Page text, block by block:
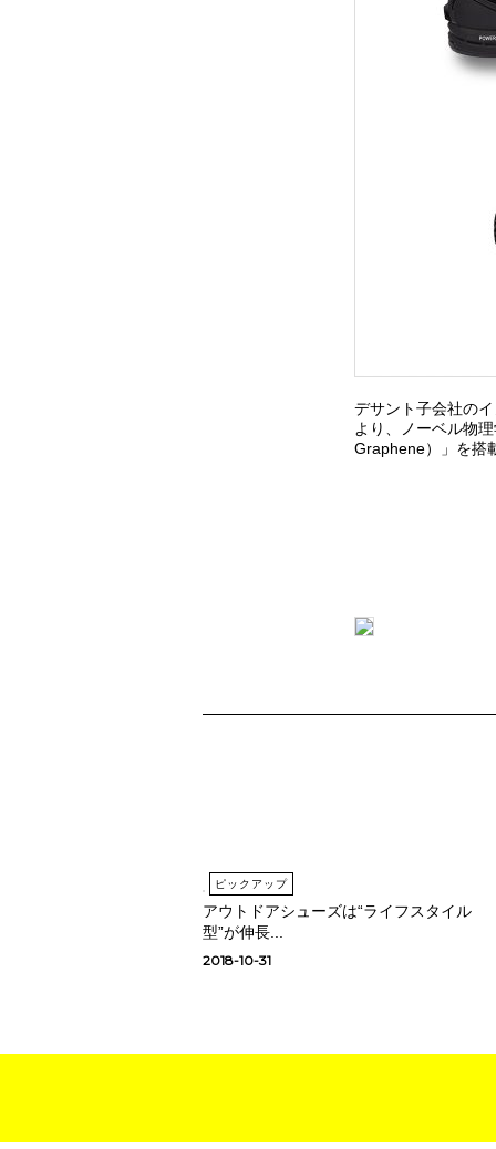
デサント子会社の
より、ノーベル物
Graphene）」を搭
ピックアップ
アウトドアシューズは“ライフスタイル
型”が伸長...
2018-10-31